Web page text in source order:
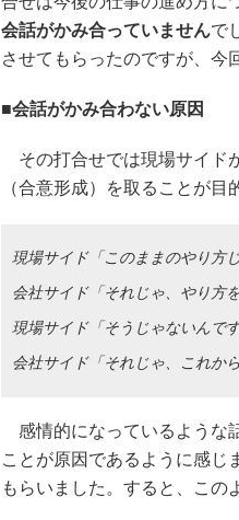
会話がかみ合っていませんで
させてもらったのですが、今
■会話がかみ合わない原因
その打合せでは現場サイド
（合意形成）を取ることが目
現場サイド「このままのやり方
会社サイド「それじゃ、やり方
現場サイド「そうじゃないんです
会社サイド「それじゃ、これか
感情的になっているような
ことが原因であるように感じ
もらいました。すると、この